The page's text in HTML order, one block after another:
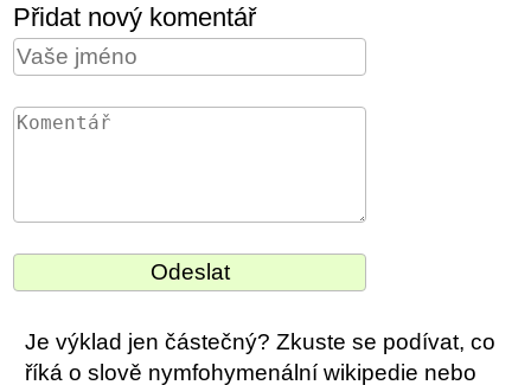
Přidat nový komentář
Je výklad jen částečný? Zkuste se podívat, co
říká o slově nymfohymenální wikipedie nebo